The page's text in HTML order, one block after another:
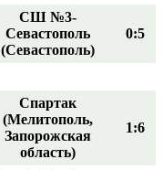
СШ №3-
Севастополь
(Севастополь)
0:5
Спартак
(Мелитополь,
Запорожская
область)
1:6